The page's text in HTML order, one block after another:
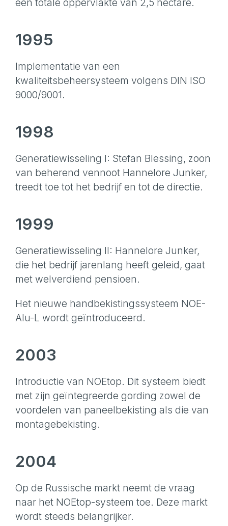
1995
Implementatie van een
kwaliteitsbeheersysteem volgens DIN ISO
9000/9001.
1998
Generatiewisseling I: Stefan Blessing, zoon
van beherend vennoot Hannelore Junker,
treedt toe tot het bedrijf en tot de directie.
1999
Generatiewisseling II: Hannelore Junker,
die het bedrijf jarenlang heeft geleid, gaat
met welverdiend pensioen.
Het nieuwe handbekistingssysteem NOE-
Alu-L wordt geïntroduceerd.
2003
Introductie van NOEtop. Dit systeem biedt
met zijn geïntegreerde gording zowel de
voordelen van paneelbekisting als die van
montagebekisting.
2004
Op de Russische markt neemt de vraag
naar het NOEtop-systeem toe. Deze markt
wordt steeds belangrijker.